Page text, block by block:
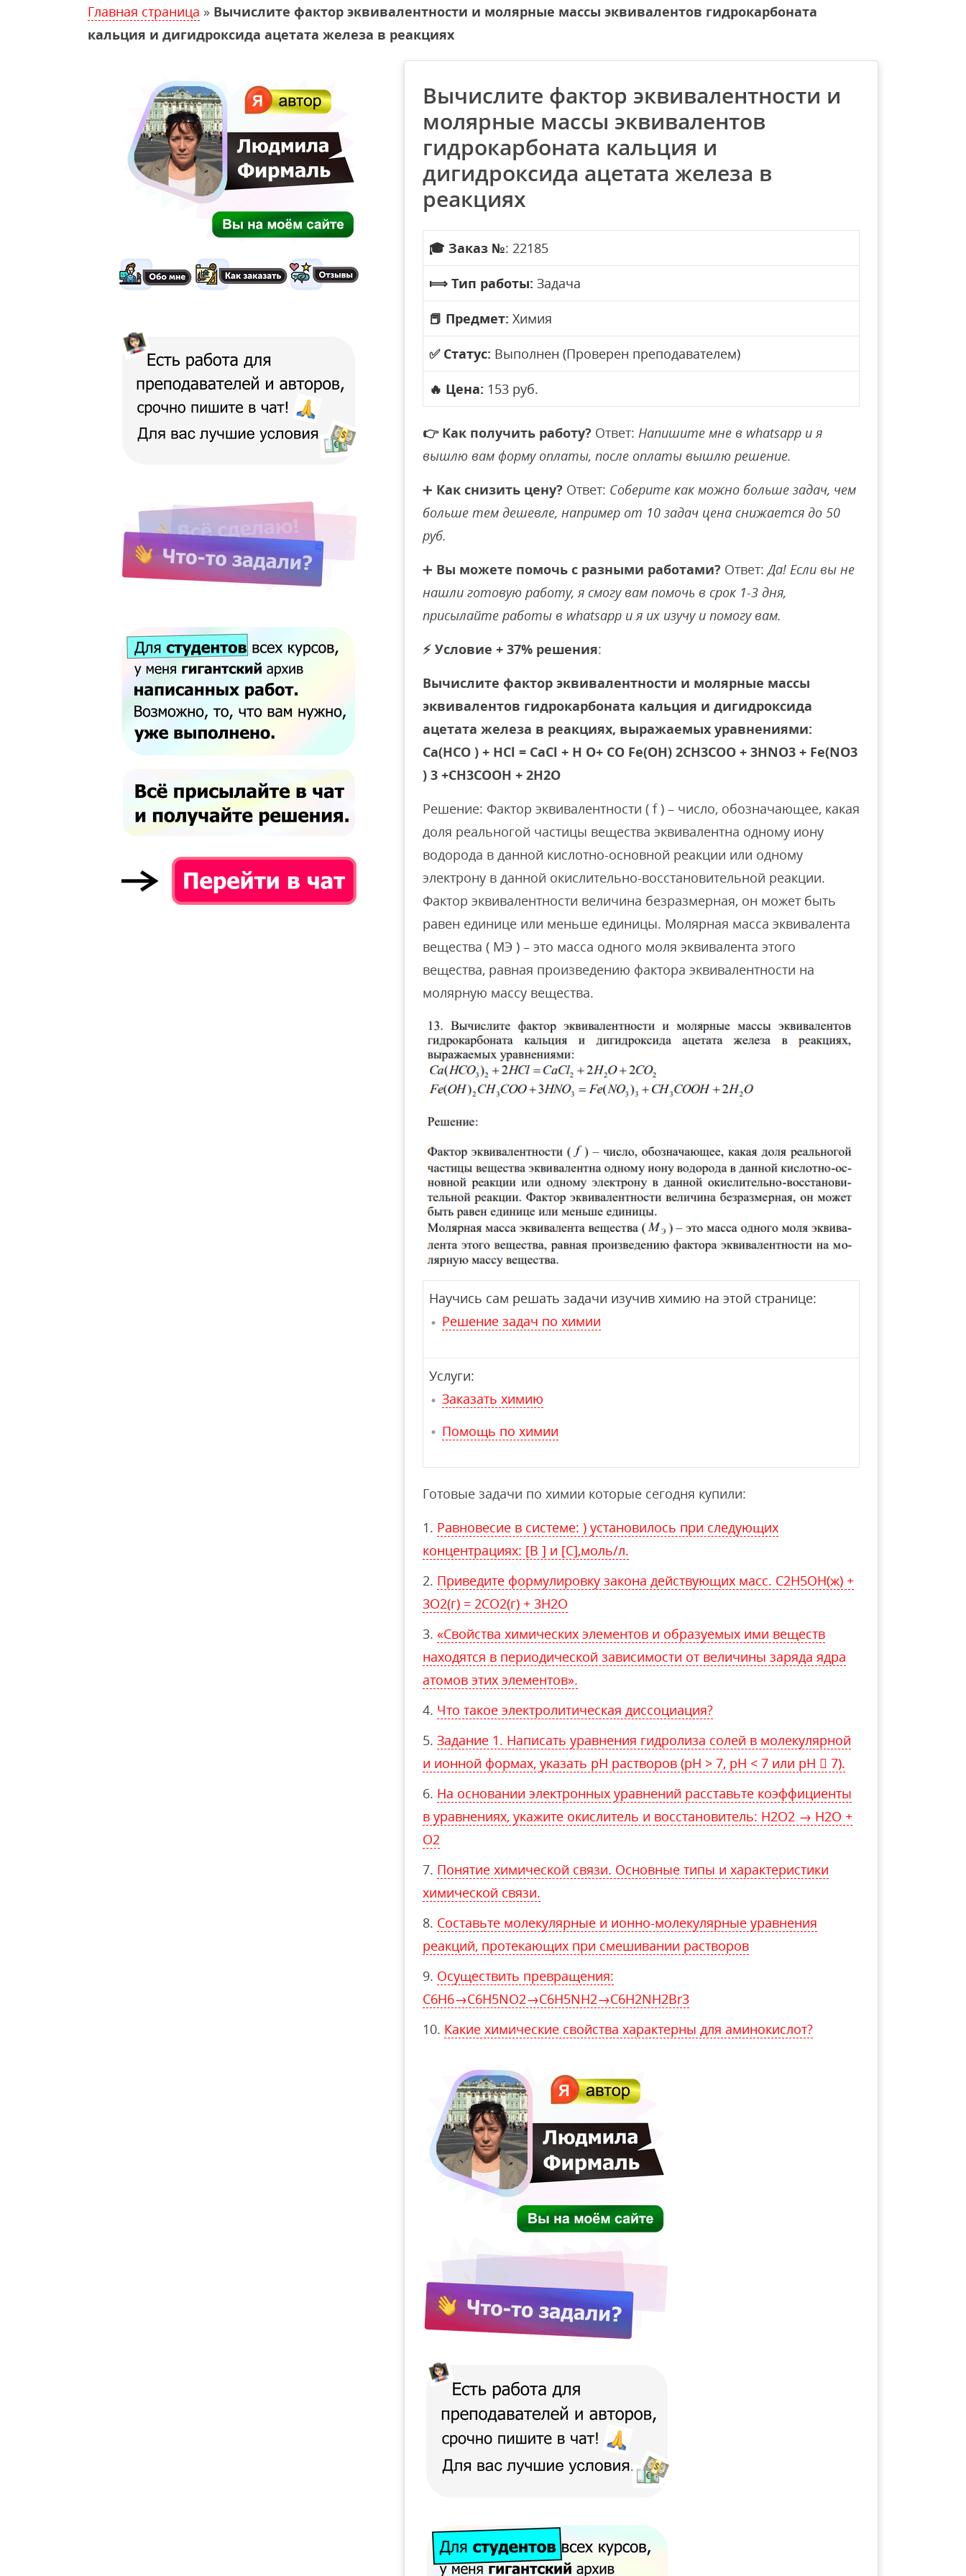
Главная страница » Вычислите фактор эквивалентности и молярные массы эквивалентов гидрокарбоната
кальция и дигидроксида ацетата железа в реакциях
Вычислите фактор эквивалентности и
молярные массы эквивалентов
гидрокарбоната кальция и
дигидроксида ацетата железа в
реакциях
🎓 Заказ №: 22185
⟾ Тип работы: Задача
📕 Предмет: Химия
✅ Статус: Выполнен (Проверен преподавателем)
🔥 Цена: 153 руб.
👉 Как получить работу? Ответ: Напишите мне в whatsapp и я
вышлю вам форму оплаты, после оплаты вышлю решение.
➕ Как снизить цену? Ответ: Соберите как можно больше задач, чем
больше тем дешевле, например от 10 задач цена снижается до 50
руб.
➕ Вы можете помочь с разными работами? Ответ:Да! Если вы не
нашли готовую работу, я смогу вам помочь в срок 1-3 дня,
присылайте работы в whatsapp и я их изучу и помогу вам.
⚡ Условие + 37% решения:
Вычислите фактор эквивалентности и молярные массы
эквивалентов гидрокарбоната кальция и дигидроксида
ацетата железа в реакциях, выражаемых уравнениями:
Ca(HCO ) + HCl = CaCl + H O+ CO Fe(OH) 2CH3COO + 3HNO3 + Fe(NO3
) 3 +CH3COOH + 2H2O
Решение: Фактор эквивалентности ( f ) – число, обозначающее, какая
доля реальногой частицы вещества эквивалентна одному иону
водорода в данной кислотно-основной реакции или одному
электрону в данной окислительно-восстановительной реакции.
Фактор эквивалентности величина безразмерная, он может быть
равен единице или меньше единицы. Молярная масса эквивалента
вещества ( МЭ ) – это масса одного моля эквивалента этого
вещества, равная произведению фактора эквивалентности на
молярную массу вещества.
Научись сам решать задачи изучив химию на этой странице:
Решение задач по химии
Услуги:
Заказать химию
Помощь по химии
Готовые задачи по химии которые сегодня купили:
Равновесие в системе: ) установилось при следующих
концентрациях: [В ] и [С],моль/л.
Приведите формулировку закона действующих масс. С2H5OH(ж) +
3O2(г) = 2CO2(г) + 3H2O
«Свойства химических элементов и образуемых ими веществ
находятся в периодической зависимости от величины заряда ядра
атомов этих элементов».
Что такое электролитическая диссоциация?
Задание 1. Написать уравнения гидролиза солей в молекулярной
и ионной формах, указать рН растворов (рН > 7, рН < 7 или рН  7).
На основании электронных уравнений расставьте коэффициенты
в уравнениях, укажите окислитель и восстановитель: H2O2 → H2O +
O2
Понятие химической связи. Основные типы и характеристики
химической связи.
Составьте молекулярные и ионно-молекулярные уравнения
реакций, протекающих при смешивании растворов
Осуществить превращения:
С6Н6→С6Н5NО2→С6Н5NН2→С6Н2NН2Вr3
Какие химические свойства характерны для аминокислот?